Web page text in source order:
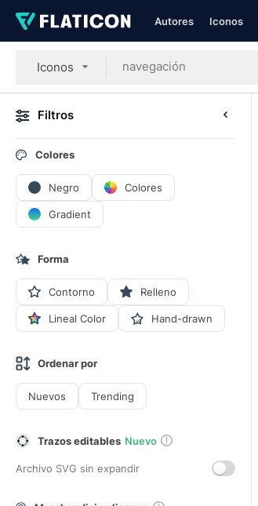
Autores Iconos
Iconos
Filtros
Colores
Negro Colores
Gradient
Forma
Contorno Relleno
Lineal Color Hand-drawn
Ordenar por
Nuevos Trending
Trazos editables Nuevo
Archivo SVG sin expandir